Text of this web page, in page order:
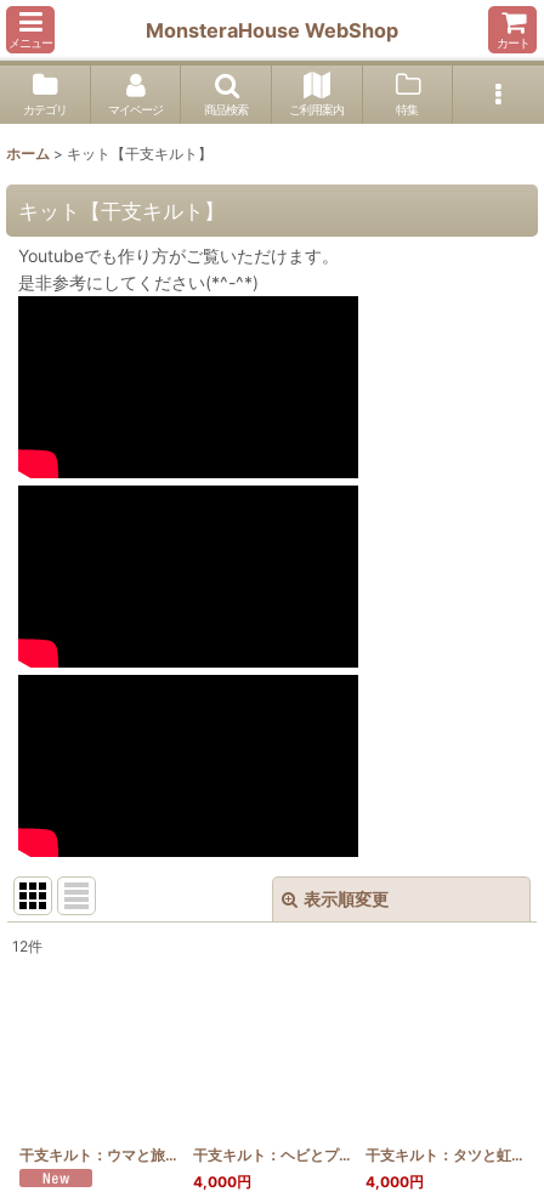
メニュー
MonsteraHouse WebShop
カート
カテゴリ マイページ 商品検索 ご利用案内 特集
ホーム > キット【干支キルト】
キット【干支キルト】
Youtubeでも作り方がご覧いただけます。
是非参考にしてください(*^-^*)
表示順変更
12件
干支キルト：ウマと旅人の木(種) ステンドグラスキルトタペストリー30_40
干支キルト：ヘビとプアケニケニ ステンドグラスキルトタペストリー30_40
4,000円
干支キルト：タツと虹 ステンドグラスキルトタペストリー30_40
4,000円